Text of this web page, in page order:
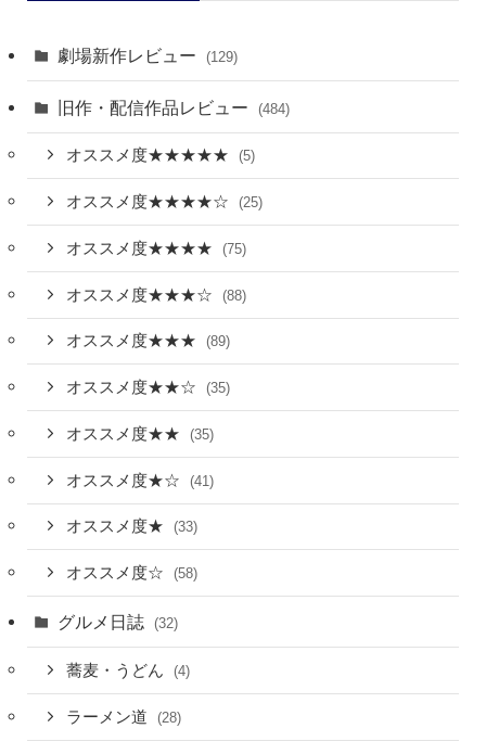
劇場新作レビュー (129)
旧作・配信作品レビュー (484)
オススメ度★★★★★ (5)
オススメ度★★★★☆ (25)
オススメ度★★★★ (75)
オススメ度★★★☆ (88)
オススメ度★★★ (89)
オススメ度★★☆ (35)
オススメ度★★ (35)
オススメ度★☆ (41)
オススメ度★ (33)
オススメ度☆ (58)
グルメ日誌 (32)
蕎麦・うどん (4)
ラーメン道 (28)